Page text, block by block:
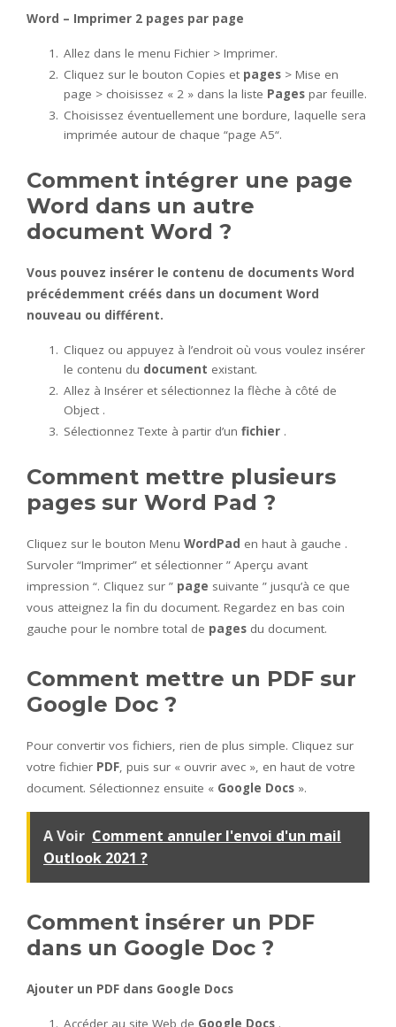
Word – Imprimer 2 pages par page
Allez dans le menu Fichier > Imprimer.
Cliquez sur le bouton Copies et pages > Mise en
page > choisissez « 2 » dans la liste Pages par feuille.
Choisissez éventuellement une bordure, laquelle sera
imprimée autour de chaque “page A5“.
Comment intégrer une page
Word dans un autre
document Word ?
Vous pouvez insérer le contenu de documents Word
précédemment créés dans un document Word
nouveau ou différent.
Cliquez ou appuyez à l’endroit où vous voulez insérer
le contenu du document existant.
Allez à Insérer et sélectionnez la flèche à côté de
Object .
Sélectionnez Texte à partir d’un fichier .
Comment mettre plusieurs
pages sur Word Pad ?
Cliquez sur le bouton Menu WordPad en haut à gauche .
Survoler “Imprimer” et sélectionner ” Aperçu avant
impression “. Cliquez sur ” page suivante ” jusqu’à ce que
vous atteignez la fin du document. Regardez en bas coin
gauche pour le nombre total de pages du document.
Comment mettre un PDF sur
Google Doc ?
Pour convertir vos fichiers, rien de plus simple. Cliquez sur
votre fichier PDF, puis sur « ouvrir avec », en haut de votre
document. Sélectionnez ensuite « Google Docs ».
A Voir Comment annuler l'envoi d'un mail
Outlook 2021 ?
Comment insérer un PDF
dans un Google Doc ?
Ajouter un PDF dans Google Docs
Accéder au site Web de Google Docs .